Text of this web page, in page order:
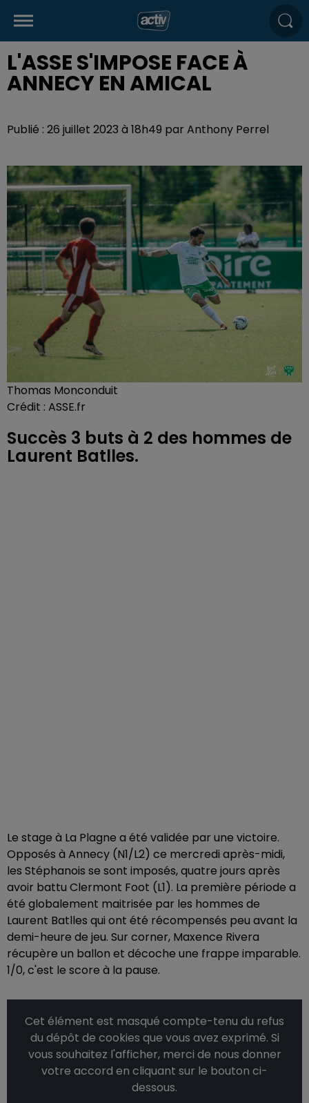
L'ASSE S'IMPOSE FACE À
ANNECY EN AMICAL
Publié : 26 juillet 2023 à 18h49 par Anthony Perrel
Thomas Monconduit
Crédit : ASSE.fr
Succès 3 buts à 2 des hommes de
Laurent Batlles.
Le stage à La Plagne a été validée par une victoire.
Opposés à Annecy (N1/L2) ce mercredi après-midi,
les Stéphanois se sont imposés, quatre jours après
avoir battu Clermont Foot (L1). La première période a
été globalement maitrisée par les hommes de
Laurent Batlles qui ont été récompensés peu avant la
demi-heure de jeu. Sur corner, Maxence Rivera
récupère un ballon et décoche une frappe imparable.
1/0, c'est le score à la pause.
Cet élément est masqué compte-tenu du refus
du dépôt de cookies que vous avez exprimé. Si
vous souhaitez l'afficher, merci de nous donner
votre accord en cliquant sur le bouton ci-
dessous.